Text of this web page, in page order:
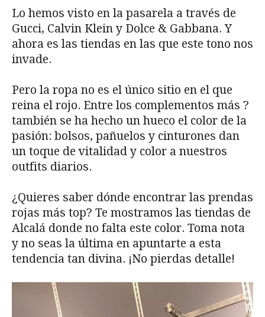
Lo hemos visto en la pasarela a través de
Gucci, Calvin Klein y Dolce & Gabbana. Y
ahora es las tiendas en las que este tono nos
invade.
Pero la ropa no es el único sitio en el que
reina el rojo. Entre los complementos más ?
también se ha hecho un hueco el color de la
pasión: bolsos, pañuelos y cinturones dan
un toque de vitalidad y color a nuestros
outfits diarios.
¿Quieres saber dónde encontrar las prendas
rojas más top? Te mostramos las tiendas de
Alcalá donde no falta este color. Toma nota
y no seas la última en apuntarte a esta
tendencia tan divina. ¡No pierdas detalle!